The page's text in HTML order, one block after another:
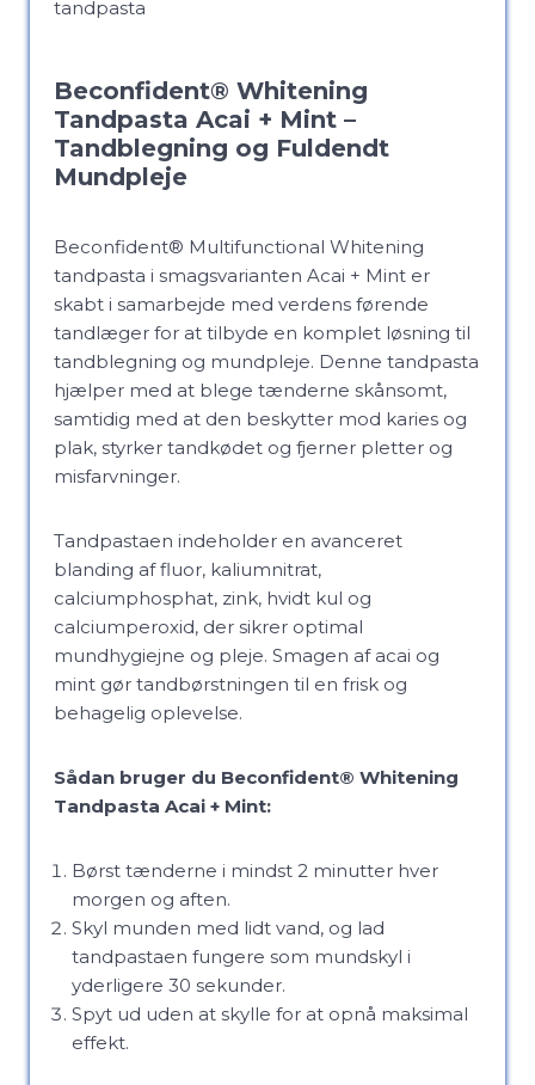
Beconfident® Whitening
Tandpasta Acai + Mint –
Tandblegning og Fuldendt
Mundpleje
Beconfident® Multifunctional Whitening
tandpasta i smagsvarianten Acai + Mint er
skabt i samarbejde med verdens førende
tandlæger for at tilbyde en komplet løsning til
tandblegning og mundpleje. Denne tandpasta
hjælper med at blege tænderne skånsomt,
samtidig med at den beskytter mod karies og
plak, styrker tandkødet og fjerner pletter og
misfarvninger.
Tandpastaen indeholder en avanceret
blanding af fluor, kaliumnitrat,
calciumphosphat, zink, hvidt kul og
calciumperoxid, der sikrer optimal
mundhygiejne og pleje. Smagen af acai og
mint gør tandbørstningen til en frisk og
behagelig oplevelse.
Sådan bruger du Beconfident® Whitening
Tandpasta Acai + Mint:
Børst tænderne i mindst 2 minutter hver
morgen og aften.
Skyl munden med lidt vand, og lad
tandpastaen fungere som mundskyl i
yderligere 30 sekunder.
Spyt ud uden at skylle for at opnå maksimal
effekt.